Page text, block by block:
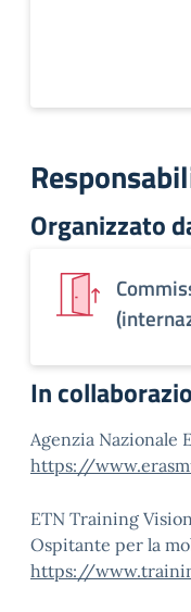
Organizzato
In
Agenzia Nazionale
https://
ETN Training
Ospitante per la
https://